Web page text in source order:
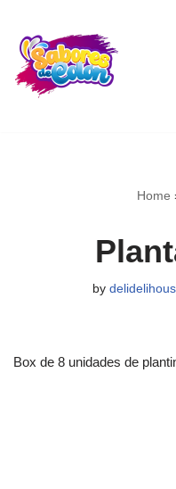
Skip
to
content
Home
by
Box de 8 unidades de